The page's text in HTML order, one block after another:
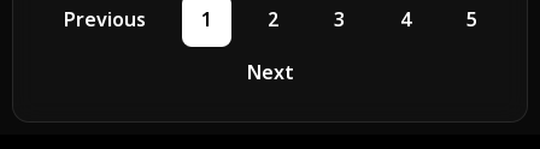
Previous 1 2 3 4
5
Next